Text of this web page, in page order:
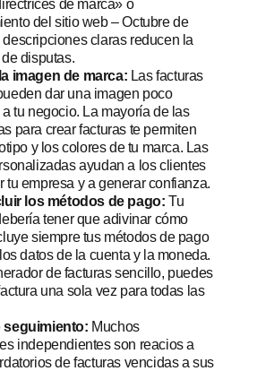
de marca» o
del sitio web – Octubre de
descripciones claras reducen la
disputas.
imagen de marca: Las facturas
dar una imagen poco
tu negocio. La mayoría de las
para crear facturas te permiten
y los colores de tu marca. Las
ayudan a los clientes
tu empresa y a generar confianza.
los métodos de pago:Tu
tener que adivinar cómo
siempre tus métodos de pago
datos de la cuenta y la moneda.
de facturas sencillo, puedes
una sola vez para todas las
seguimiento: Muchos
independientes son reacios a
de facturas vencidas a sus